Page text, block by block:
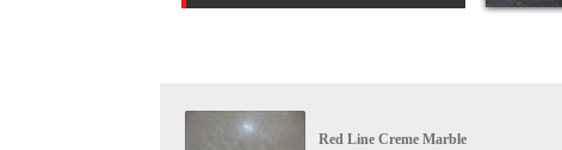
Red Line Creme Marble